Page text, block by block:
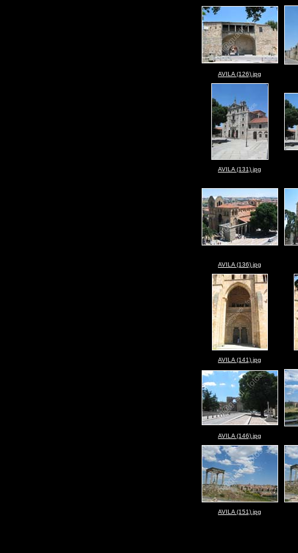
AVILA (126).jpg
AVILA (131).jpg
AVILA (136).jpg
AVILA (141).jpg
AVILA (146).jpg
AVILA (151).jpg